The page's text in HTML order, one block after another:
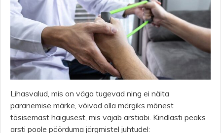
Lihasvalud, mis on väga tugevad ning ei näita
paranemise märke, võivad olla märgiks mõnest
tõsisemast haigusest, mis vajab arstiabi. Kindlasti peaks
arsti poole pöörduma järgmistel juhtudel: